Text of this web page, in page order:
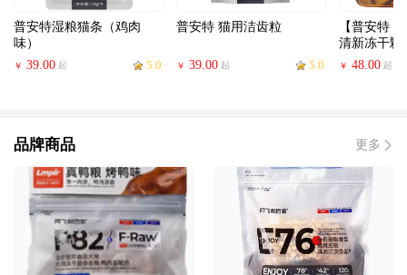
普安特湿粮猫条（鸡肉
味）
￥ 39.00 起 5.0
普安特 猫用洁齿粒
￥ 39.00 起 5.0
【普安特
清新冻干颗
￥ 48.00 起
品牌商品 更多